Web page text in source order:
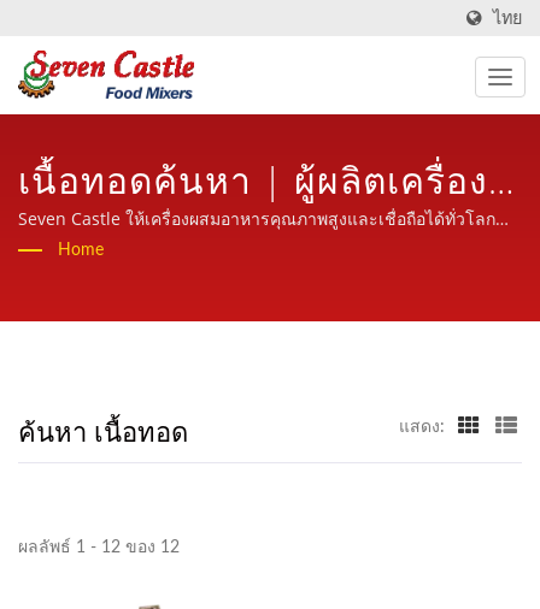
ไทย
เนื้อทอดค้นหา | ผู้ผลิตเครื่อง
ผสมอาหารเป็นเวลา 30 ปีใน
อาหาร | Seven Castle
Seven Castle ให้เครื่องผสมอาหารคุณภาพสูงและเชื่อถือได้ทั่วโลก
พร้อมบริการที่เป็นมิตร มืออาชีพและมีประสบการณ์
Home
ค้นหา เนื้อทอด แสดง:
ผลลัพธ์ 1 - 12 ของ 12